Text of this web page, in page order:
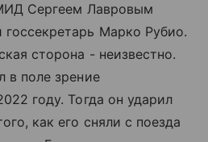
Сергеем Лавровым
госсекретарь Марко Рубио.
сторона - неизвестно.
в поле зрение
году. Тогда он ударил
как его сняли с поезда